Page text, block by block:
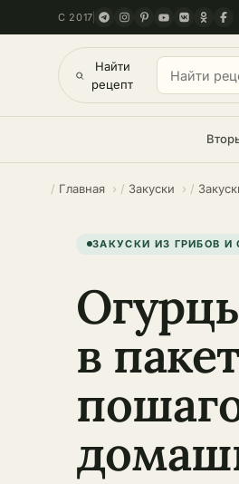
С 2017
Найти
рецепт
Главная Закуски
ЗАКУСКИ ИЗ ГРИБОВ И
в